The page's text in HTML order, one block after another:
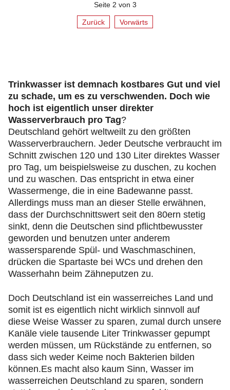
Seite 2 von 3
Zurück Vorwärts
Trinkwasser ist demnach kostbares Gut und viel
zu schade, um es zu verschwenden. Doch wie
hoch ist eigentlich unser direkter
Wasserverbrauch pro Tag?
Deutschland gehört weltweilt zu den größten
Wasserverbrauchern. Jeder Deutsche verbraucht im
Schnitt zwischen 120 und 130 Liter direktes Wasser
pro Tag, um beispielsweise zu duschen, zu kochen
und zu waschen. Das entspricht in etwa einer
Wassermenge, die in eine Badewanne passt.
Allerdings muss man an dieser Stelle erwähnen,
dass der Durchschnittswert seit den 80ern stetig
sinkt, denn die Deutschen sind pflichtbewusster
geworden und benutzen unter anderem
wassersparende Spül- und Waschmaschinen,
drücken die Spartaste bei WCs und drehen den
Wasserhahn beim Zähneputzen zu.
Doch Deutschland ist ein wasserreiches Land und
somit ist es eigentlich nicht wirklich sinnvoll auf
diese Weise Wasser zu sparen, zumal durch unsere
Kanäle viele tausende Liter Trinkwasser gepumpt
werden müssen, um Rückstände zu entfernen, so
dass sich weder Keime noch Bakterien bilden
können.Es macht also kaum Sinn, Wasser im
wasserreichen Deutschland zu sparen, sondern